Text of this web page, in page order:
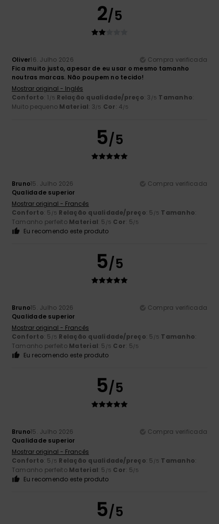
2/5
Oliver16. Julho 2026
Compra verificada
Fica muito justo, apesar de eu usar o mesmo tamanho
noutras marcas. Não poupem no tecido!
Mostrar original - Inglês
Conforto: 1 /5 Relação qualidade/preço: 3 /5 Tamanho:
Muito pequeno Material: 3/5 Cor: 4/5
5/5
Bruno15. Julho 2026
Compra verificada
Qualidade superior
Mostrar original - Francês
Conforto: 5 /5 Relação qualidade/preço: 5 /5 Tamanho:
Tamanho perfeito Material: 5 /5 Cor: 5/5
Eu recomendo este produto
5/5
Bruno15. Julho 2026
Compra verificada
Qualidade superior
Mostrar original - Francês
Conforto: 5 /5 Relação qualidade/preço: 5 /5 Tamanho:
Tamanho perfeito Material: 5 /5 Cor: 5/5
Eu recomendo este produto
5/5
Bruno15. Julho 2026
Compra verificada
Qualidade superior
Mostrar original - Francês
Conforto: 5 /5 Relação qualidade/preço: 5 /5 Tamanho:
Tamanho perfeito Material: 5 /5 Cor: 5/5
Eu recomendo este produto
5/5